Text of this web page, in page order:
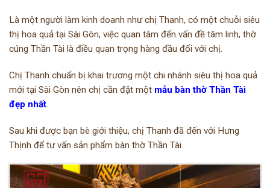
Là một người làm kinh doanh như chị Thanh, có một chuỗi siêu
thị hoa quả tại Sài Gòn, việc quan tâm đến vấn đề tâm linh, thờ
cúng Thần Tài là điều quan trọng hàng đầu đối với chị.
Chị Thanh chuẩn bị khai trương một chi nhánh siêu thị hoa quả
mới tại Sài Gòn nên chị cần đặt một mẫu bàn thờ Thần Tài
đẹp nhất.
Sau khi được bạn bè giới thiệu, chị Thanh đã đến với Hưng
Thịnh để tư vấn sản phẩm bàn thờ Thần Tài.